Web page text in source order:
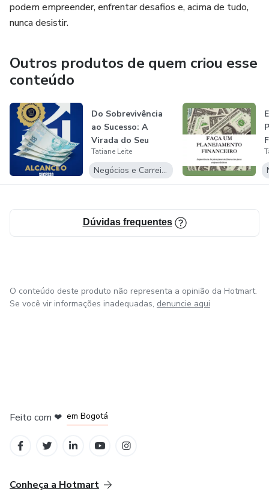
podem empreender, enfrentar desafios e, acima de tudo,
nunca desistir.
Outros produtos de quem criou esse
conteúdo
Do Sobrevivência
ao Sucesso: A
Virada do Seu
Negócio
Tatiane Leite
Negócios e Carreira
Dúvidas frequentes
O conteúdo deste produto não representa a opinião da Hotmart.
Se você vir informações inadequadas, denuncie aqui
Feito com ❤ em Bogotá
Conheça a Hotmart